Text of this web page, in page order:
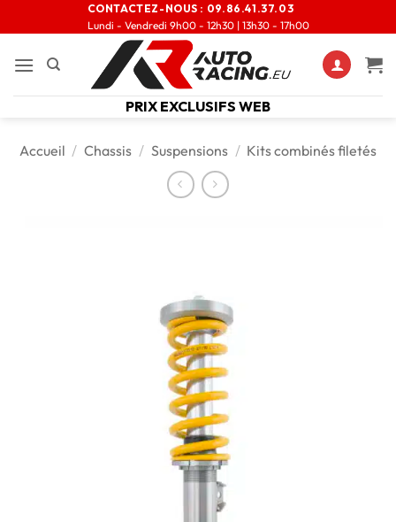
CONTACTEZ-NOUS : 09.86.41.37.03
Lundi - Vendredi 9h00 - 12h30 | 13h30 - 17h00
PRIX EXCLUSIFS WEB
Accueil / Chassis / Suspensions / Kits combinés filetés